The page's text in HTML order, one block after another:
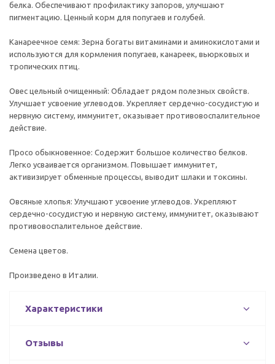
белка. Обеспечивают профилактику запоров, улучшают
пигментацию. Ценный корм для попугаев и голубей.
Канареечное семя: Зерна богаты витаминами и аминокислотами и
используются для кормления попугаев, канареек, вьюрковых и
тропических птиц.
Овес цельный очищенный: Обладает рядом полезных свойств.
Улучшает усвоение углеводов. Укрепляет сердечно-сосудистую и
нервную систему, иммунитет, оказывает противовоспалительное
действие.
Просо обыкновенное: Содержит большое количество белков.
Легко усваивается организмом. Повышает иммунитет,
активизирует обменные процессы, выводит шлаки и токсины.
Овсяные хлопья: Улучшают усвоение углеводов. Укрепляют
сердечно-сосудистую и нервную систему, иммунитет, оказывают
противовоспалительное действие.
Семена цветов.
Произведено в Италии.
Характеристики
Отзывы